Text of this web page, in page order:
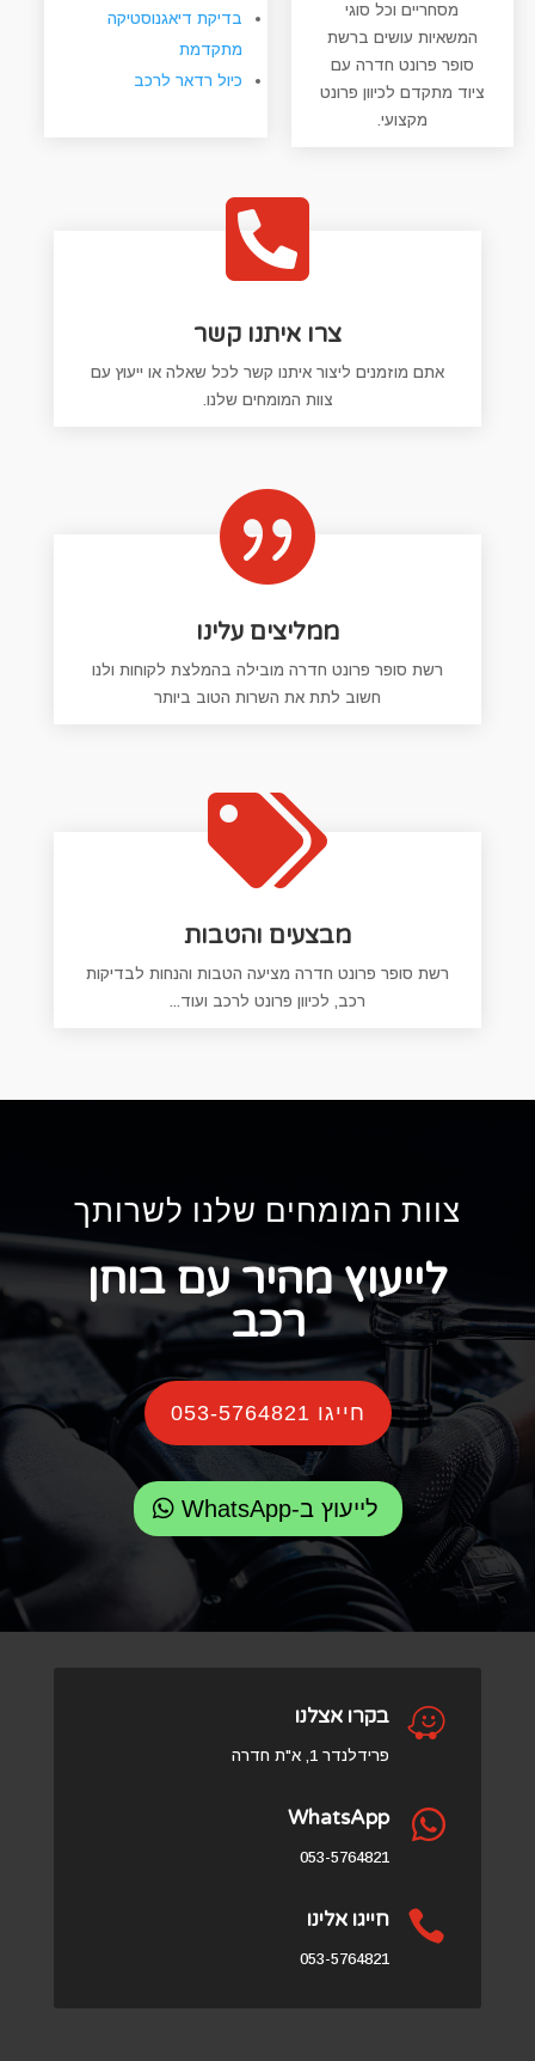
בדיקת דיאגנוסטיקה
מתקדמת
כיול רדאר לרכב
מסחריים וכל סוגי
המשאיות עושים ברשת
סופר פרונט חדרה עם
ציוד מתקדם לכיוון פרונט
מקצועי.

צרו איתנו קשר
אתם מוזמנים ליצור איתנו קשר לכל שאלה או ייעוץ עם
צוות המומחים שלנו.

ממליצים עלינו
רשת סופר פרונט חדרה מובילה בהמלצת לקוחות ולנו
חשוב לתת את השרות הטוב ביותר

מבצעים והטבות
רשת סופר פרונט חדרה מציעה הטבות והנחות לבדיקות
רכב, לכיוון פרונט לרכב ועוד...
צוות המומחים שלנו לשרותך
לייעוץ מהיר עם בוחן
רכב
חייגו 053-5764821
לייעוץ ב-WhatsApp
 בקרו אצלנו
פרידלנדר 1, א"ת חדרה

WhatsApp
053-5764821
 חייגו אלינו
053-5764821